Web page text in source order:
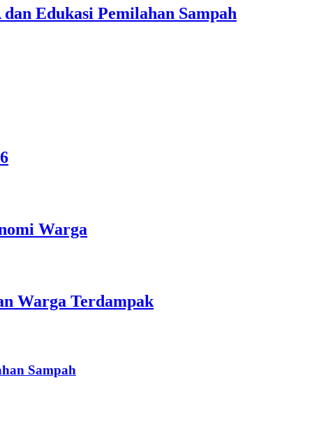
Edukasi Pemilahan Sampah
Warga
Warga Terdampak
Sampah